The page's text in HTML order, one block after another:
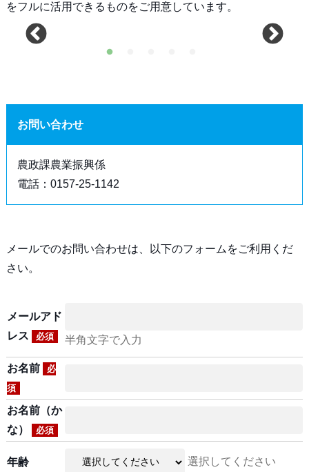
をフルに活用できるものをご用意しています。
お問い合わせ
農政課農業振興係
電話：0157-25-1142
メールでのお問い合わせは、以下のフォームをご利用くだ
さい。
メールアド
レス
必須 半角文字で入力
お名前
必
須
お名前（か
な）
必須
年齢 選択してください